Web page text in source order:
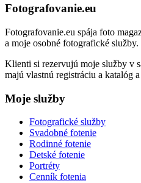
Fotografovanie.eu
Fotografovanie.eu spája foto
a moje osobné fotografické služby.
Klienti si rezervujú moje služby v
majú vlastnú registráciu a katalóg
Moje služby
Fotografické služby
Svadobné fotenie
Rodinné fotenie
Detské fotenie
Portréty
Cenník fotenia